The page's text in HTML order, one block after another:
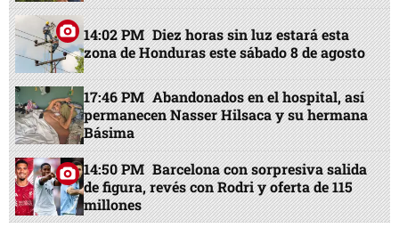
14:02 PM Diez horas sin luz estará esta
zona de Honduras este sábado 8 de agosto
17:46 PM Abandonados en el hospital, así
permanecen Nasser Hilsaca y su hermana
Básima
14:50 PM Barcelona con sorpresiva salida
de figura, revés con Rodri y oferta de 115
millones